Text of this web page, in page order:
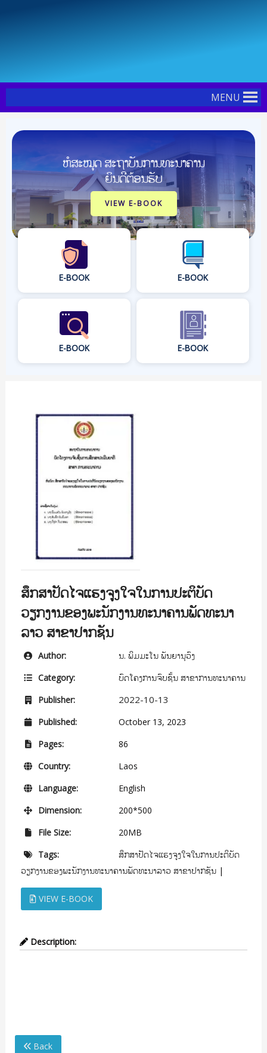
MENU
ຫໍສະໝຸດ ສະຖາບັນການທະນາຄານ
ຍິນດີຕ້ອນຮັບ
VIEW E-BOOK
E-BOOK E-BOOK
E-BOOK E-BOOK
ສຶກສາປັດໄຈແຮງຈູງໃຈໃນການປະຕິບັດ
ວຽກງານຂອງພະນັກງານທະນາຄານພັດທະນາ
ລາວ ສາຂາປາກຊັນ
Author: ນ. ພິມມະໂນ ພັນຍານຸວົງ
Category: ບົດໂຄງການຈົບຊັ້ນ ສາຂາການທະນາຄານ
Publisher: 2022-10-13
Published:
October 13, 2023
Pages:
86
Country:
Laos
Language:
English
Dimension:
200*500
File Size:
20MB
Tags:
ສຶກສາປັດໄຈແຮງຈູງໃຈໃນການປະຕິບັດ
ວຽກງານຂອງພະນັກງານທະນາຄານພັດທະນາລາວ ສາຂາປາກຊັນ|
VIEW E-BOOK
Description:
Back